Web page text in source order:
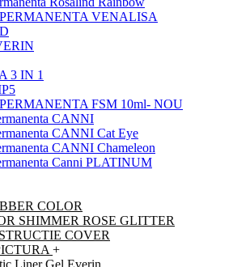
VENALISA
3 IN 1
FSM 10ml- NOU
CANNI
CANNI Cat Eye
CANNI Chameleon
Canni PLATINUM
COLOR
SHIMMER ROSE GLITTER
COVER
+
Liner Gel Everin